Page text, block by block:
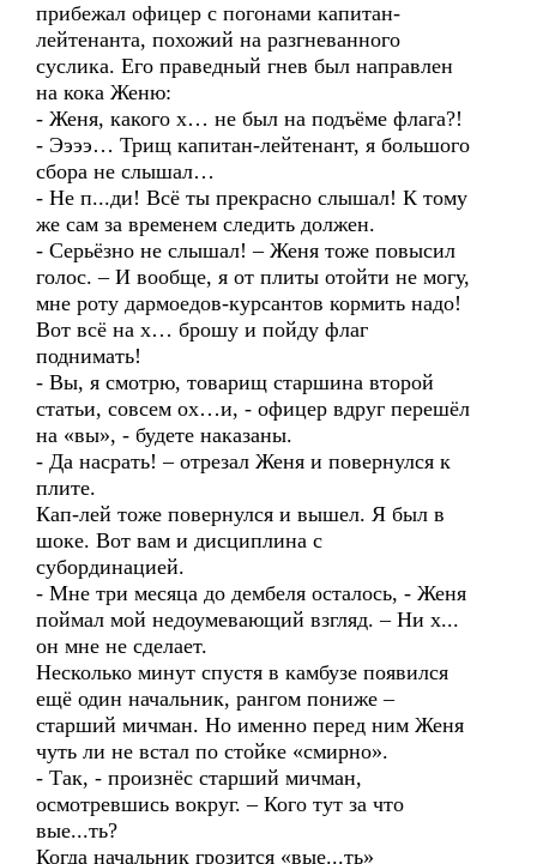
прибежал офицер с погонами капитан-
лейтенанта, похожий на разгневанного
суслика. Его праведный гнев был направлен
на кока Женю:
- Женя, какого х… не был на подъёме флага?!
- Ээээ… Трищ капитан-лейтенант, я большого
сбора не слышал…
- Не п...ди! Всё ты прекрасно слышал! К тому
же сам за временем следить должен.
- Серьёзно не слышал! – Женя тоже повысил
голос. – И вообще, я от плиты отойти не могу,
мне роту дармоедов-курсантов кормить надо!
Вот всё на х… брошу и пойду флаг
поднимать!
- Вы, я смотрю, товарищ старшина второй
статьи, совсем ох…и, - офицер вдруг перешёл
на «вы», - будете наказаны.
- Да насрать! – отрезал Женя и повернулся к
плите.
Кап-лей тоже повернулся и вышел. Я был в
шоке. Вот вам и дисциплина с
субординацией.
- Мне три месяца до дембеля осталось, - Женя
поймал мой недоумевающий взгляд. – Ни х...
он мне не сделает.
Несколько минут спустя в камбузе появился
ещё один начальник, рангом пониже –
старший мичман. Но именно перед ним Женя
чуть ли не встал по стойке «смирно».
- Так, - произнёс старший мичман,
осмотревшись вокруг. – Кого тут за что
вые...ть?
Когда начальник грозится «вые...ть»